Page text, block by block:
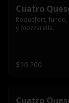
Cuatro
Roquefort,
y mozzarella.
$10.200
Cuatro